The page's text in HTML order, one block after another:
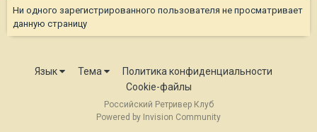
Ни одного зарегистрированного пользователя не просматривает
данную страницу
Язык Тема
Политика конфиденциальности
Cookie-файлы
Российский Ретривер Клуб
Powered by Invision Community